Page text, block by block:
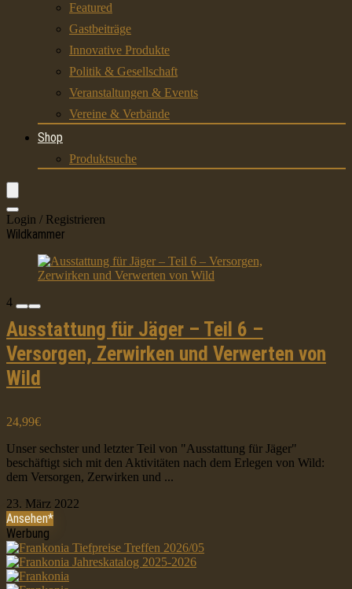
Featured
Gastbeiträge
Innovative Produkte
Politik & Gesellschaft
Veranstaltungen & Events
Vereine & Verbände
Shop
Produktsuche
Login / Registrieren
Wildkammer
4
Ausstattung für Jäger – Teil 6 –
Versorgen, Zerwirken und Verwerten von
Wild
24,99€
Unser sechster und letzter Teil von "Ausstattung für Jäger"
beschäftigt sich mit den Aktivitäten nach dem Erlegen von Wild:
dem Versorgen, Zerwirken und ...
23. März 2022
Ansehen*
Werbung